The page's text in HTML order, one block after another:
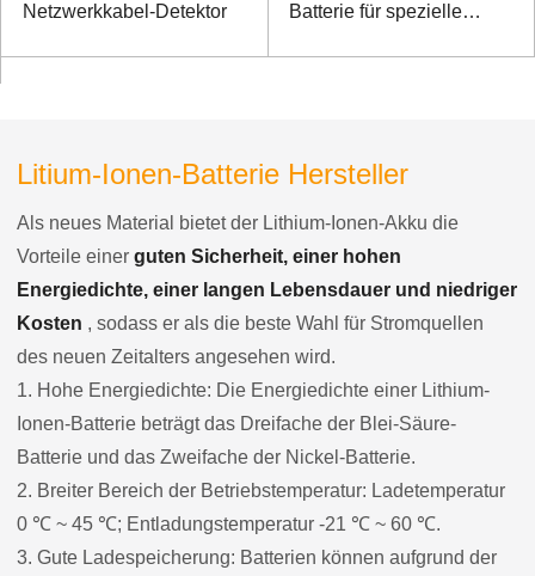
Netzwerkkabel-Detektor
Batterie für spezielle
Litium-Ionen-Batterie Hersteller
Als neues Material bietet der Lithium-Ionen-Akku die
Vorteile einer guten Sicherheit, einer hohen
Energiedichte, einer langen Lebensdauer und niedriger
Kosten , sodass er als die beste Wahl für Stromquellen
des neuen Zeitalters angesehen wird.
1. Hohe Energiedichte: Die Energiedichte einer Lithium-
Ionen-Batterie beträgt das Dreifache der Blei-Säure-
Batterie und das Zweifache der Nickel-Batterie.
2. Breiter Bereich der Betriebstemperatur: Ladetemperatur
0 ℃ ~ 45 ℃; Entladungstemperatur -21 ℃ ~ 60 ℃.
3. Gute Ladespeicherung: Batterien können aufgrund der